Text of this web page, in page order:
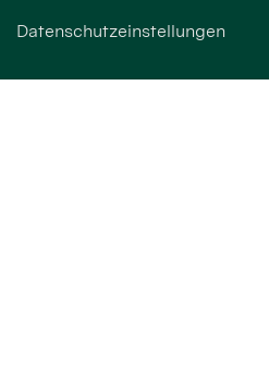
Datenschutzeinstellungen